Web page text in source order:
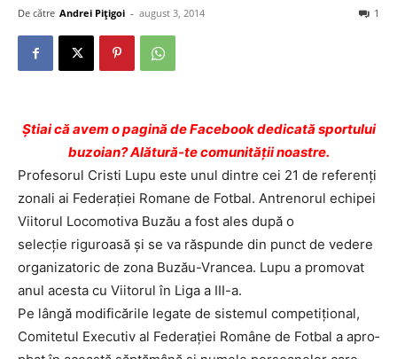
De către Andrei Pițigoi - august 3, 2014 1
Ştiai că avem o pagină de Facebook dedicată sportului
buzoian? Alătură-te comunității noastre.
Profesorul Cristi Lupu este unul dintre cei 21 de refe­renți
zonali ai Federației Romane de Fotbal. Antrenorul echipei
Viitorul Locomotiva Bu­zău a fost ales după o
selecție riguroasă și se va răspunde din punct de vedere
organizatoric de zona Buzău-Vrancea. Lupu a promovat
anul acesta cu Viitorul în Liga a III-a.
Pe lângă modificările lega­te de sistemul compe­tițional,
Comitetul Executiv al Fede­rației Române de Fotbal a apro­